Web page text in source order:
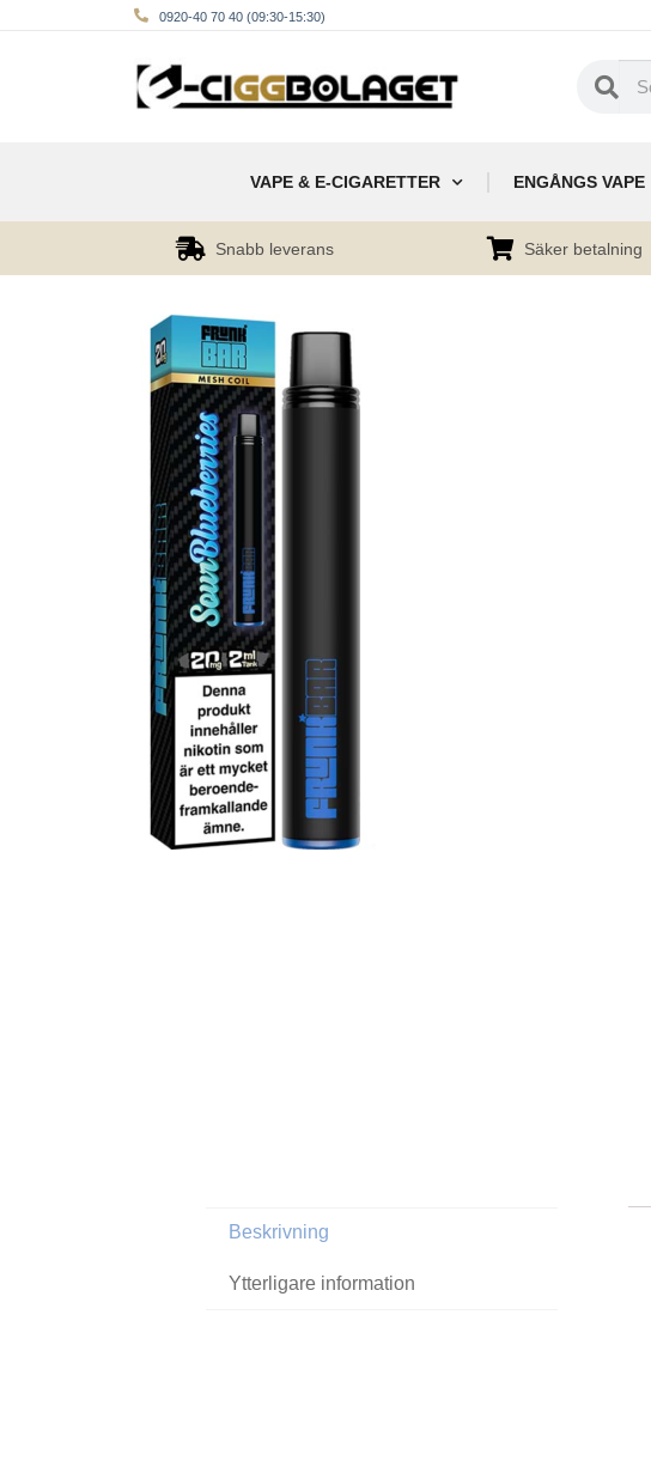
0920-40 70 40 (09:30-15:30)
VAPE & E-CIGARETTER ENGÅNGS VAPE
Snabb leverans Säker betalning
Beskrivning
Ytterligare information